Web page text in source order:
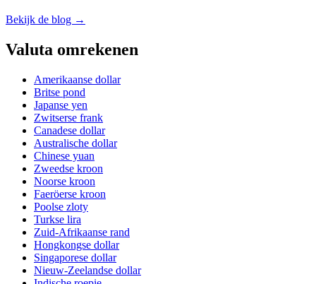
Bekijk de blog →
Valuta omrekenen
Amerikaanse dollar
Britse pond
Japanse yen
Zwitserse frank
Canadese dollar
Australische dollar
Chinese yuan
Zweedse kroon
Noorse kroon
Faeröerse kroon
Poolse zloty
Turkse lira
Zuid-Afrikaanse rand
Hongkongse dollar
Singaporese dollar
Nieuw-Zeelandse dollar